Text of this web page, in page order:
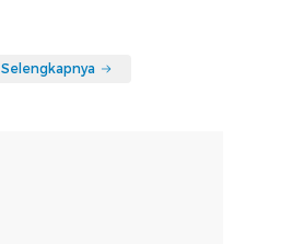
Selengkapnya